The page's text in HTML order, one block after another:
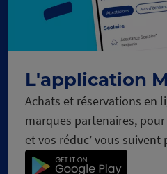
L'application
Achats et réservations en
marques partenaires,
et vos réduc’ vous suivent
co
rs